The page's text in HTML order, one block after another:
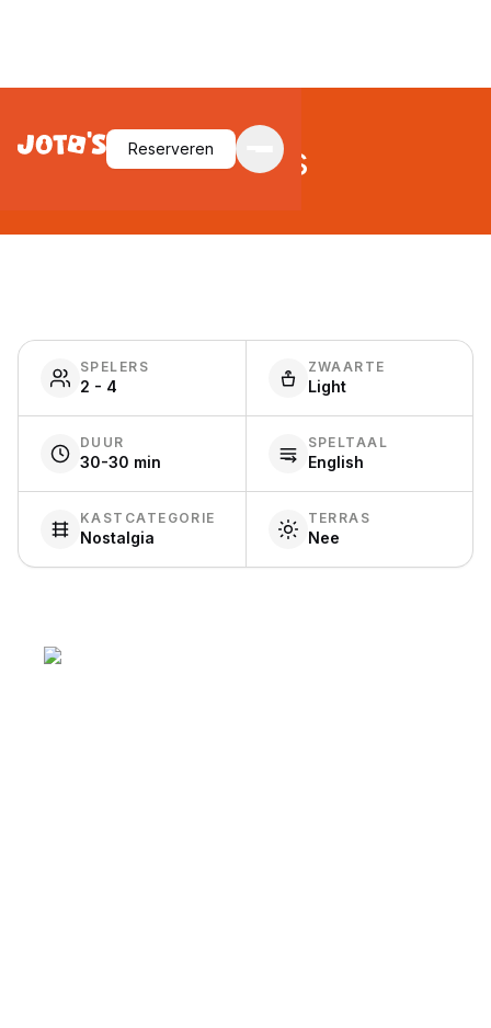
ReserverenBlokus
SPELERS
2 - 4
ZWAARTE
Light
DUUR
30-30 min
SPELTAAL
English
KASTCATEGORIE
Nostalgia
TERRAS
Nee